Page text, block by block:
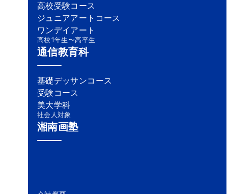
高校受験コース
ジュニアアートコース
ワンデイアート
高校1年生〜高卒生
通信教育科
基礎デッサンコース
受験コース
美大学科
社会人対象
湘南画塾